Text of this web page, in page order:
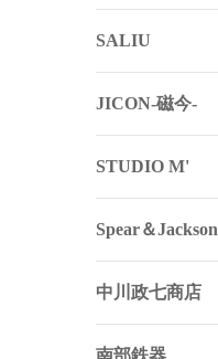
SALIU
JICON-磁今-
STUDIO M'
Spear＆Jackson
中川政七商店
南部鉄器